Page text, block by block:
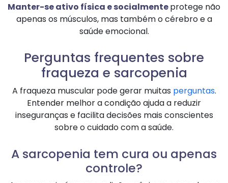
Manter-se ativo física e socialmenteprotege não
apenas os músculos, mas também o cérebro e a
saúde emocional.
Perguntas frequentes sobre
fraqueza e sarcopenia
A fraqueza muscular pode gerar muitas perguntas.
Entender melhor a condição ajuda a reduzir
inseguranças e facilita decisões mais conscientes
sobre o cuidado com a saúde.
A sarcopenia tem cura ou apenas
controle?